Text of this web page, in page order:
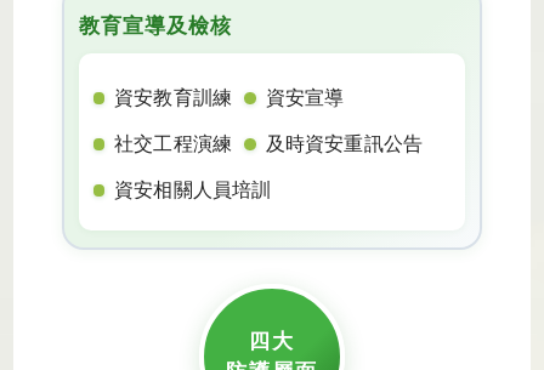
教育宣導及檢核
資安教育訓練
資安宣導
社交工程演練
及時資安重訊公告
資安相關人員培訓
四大